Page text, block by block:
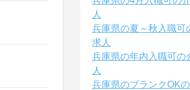
人
兵庫県の夏～秋入職可
求人
兵庫県の年内入職可の
人
兵庫県のブランクOK